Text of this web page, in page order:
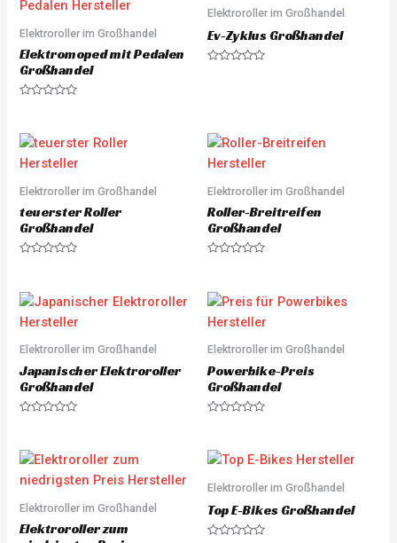
o
5
o
t
o
f
Elektroroller im Großhandel
Elektromoped mit Pedalen
Großhandel
e
d
0
o
t
f
5
Elektroroller im Großhandel
Ev-Zyklus Großhandel
o
u
t
o
5
Elektroroller im Großhandel
teuerster Roller
Großhandel
e
d
0
o
t
f
5
Elektroroller im Großhandel
Roller-Breitreifen
Großhandel
e
d
0
o
t
f
5
Elektroroller im Großhandel
Japanischer Elektroroller
Großhandel
e
d
0
o
t
f
Elektroroller im Großhandel
Powerbike-Preis
Großhandel
e
d
o
t
o
f
Elektroroller im Großhandel
Elektroroller zum
Elektroroller im Großhandel
Top E-Bikes Großhandel